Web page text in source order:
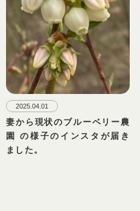
2025.04.01
妻から現状のブルーベリー農
園 の様子のインスタが届き
ました。